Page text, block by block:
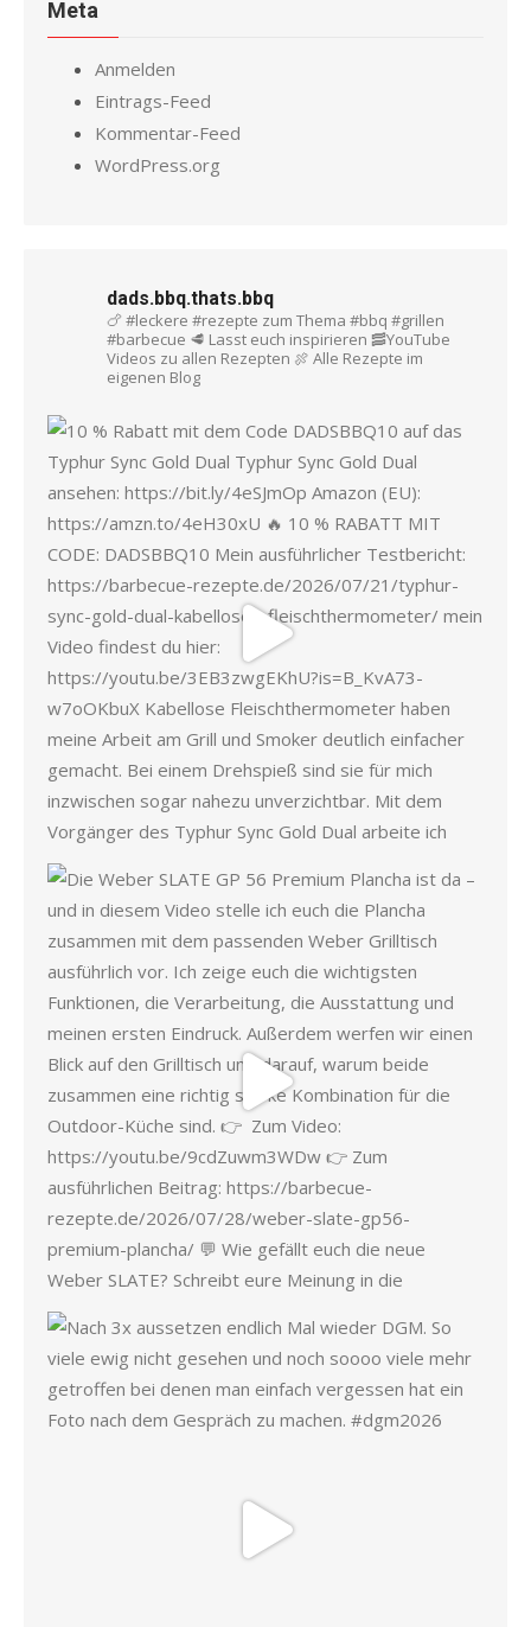
Meta
Anmelden
Eintrags-Feed
Kommentar-Feed
WordPress.org
dads.bbq.thats.bbq
🍗 #leckere #rezepte zum Thema #bbq #grillen
#barbecue 🥩 Lasst euch inspirieren 🥓YouTube
Videos zu allen Rezepten 🍖 Alle Rezepte im
eigenen Blog